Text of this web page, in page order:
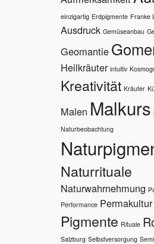
einzigartig Erdpigmente Franke
Ausdruck Gemüseanbau
Geomantie
Heilkräuter intuitiv
Kreativität Kräuter
Malen Malkurs
Naturbeobachtung
Naturrituale
Naturwahrnehmung
Performance Permakultur
Pigmente Rituale
Salzburg Selbstversorgung